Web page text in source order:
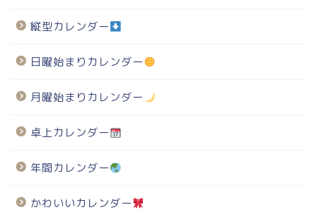
縦型カレンダー
日曜始まりカレンダー
月曜始まりカレンダー
卓上カレンダー
年間カレンダー
かわいいカレンダー